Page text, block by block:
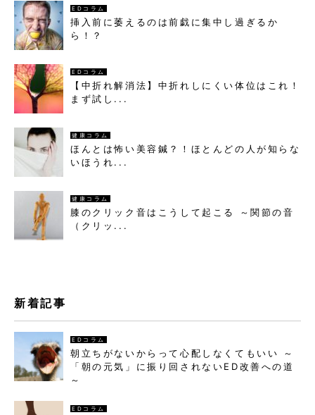
EDコラム
挿入前に萎えるのは前戯に集中し過ぎるか
ら！？
EDコラム
【中折れ解消法】中折れしにくい体位はこれ！
まず試し...
健康コラム
ほんとは怖い美容鍼？！ほとんどの人が知らな
いほうれ...
健康コラム
膝のクリック音はこうして起こる ～関節の音
（クリッ...
新着記事
EDコラム
朝立ちがないからって心配しなくてもいい ～
「朝の元気」に振り回されないED改善への道
～
EDコラム